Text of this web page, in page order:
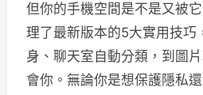
但你的手機空間是不是又被
理了最新版本的5大實用技巧
身、聊天室自動分類，到圖
會你。無論你是想保護隱私